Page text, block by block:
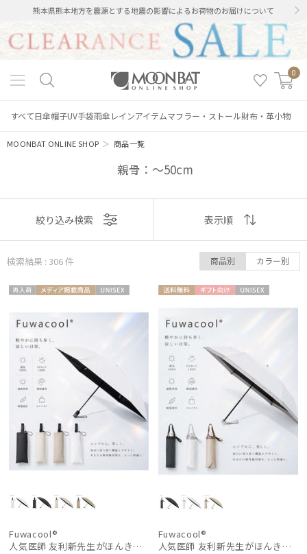
熊本県熊本地方を震源とする地震の影響によるお荷物のお届けについて
0
すべて日傘帽子UV手袋雨傘 レインアイテムマフラー・ストール財布・革小物
MOONBAT ONLINE SHOP ＞商品一覧
親骨：～50cm
表示
おすすめ
価格の高い
順
価格の低い
順
人気順
売上点数順
お気に入り
絞り込み検索 表示順
検索結果 : 306件 商品別 カラー別
荷
X
Fuwacool®
人気医師 友利新先生がほんきで作った”絶対に忘れない誰でも日傘”ワンタッチ開閉日傘【晴雨兼用折りたたみ日傘】フワクール® (Fuwacool®) 雨の日OK 軽量 遮光100% UV100％
料
Fuwacool®
人気医師 友利新先生がほんきで作った”絶対に忘れない誰でも日傘” 50【晴雨兼用折りたたみ日傘】フワクール® (Fuwacool®) 雨の日OK 軽量 遮光100% UV100%